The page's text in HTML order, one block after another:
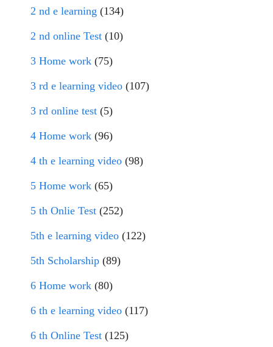
2 nd e learning (134)
2 nd online Test (10)
3 Home work (75)
3 rd e learning video (107)
3 rd online test (5)
4 Home work (96)
4 th e learning video (98)
5 Home work (65)
5 th Onlie Test (252)
5th e learning video (122)
5th Scholarship (89)
6 Home work (80)
6 th e learning video (117)
6 th Online Test (125)